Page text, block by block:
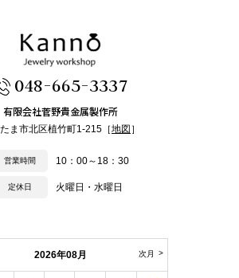
048-665-3337
有限会社菅野貴金属製作所
ま市北区植竹町1-215［地図 ］
営業時間 10：00～18：30
定休日 火曜日・水曜日
2026年08月 次月